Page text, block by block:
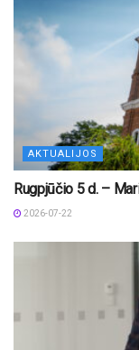
AKTUALIJOS
Rugpjūčio 5 d. –
2026-07-22